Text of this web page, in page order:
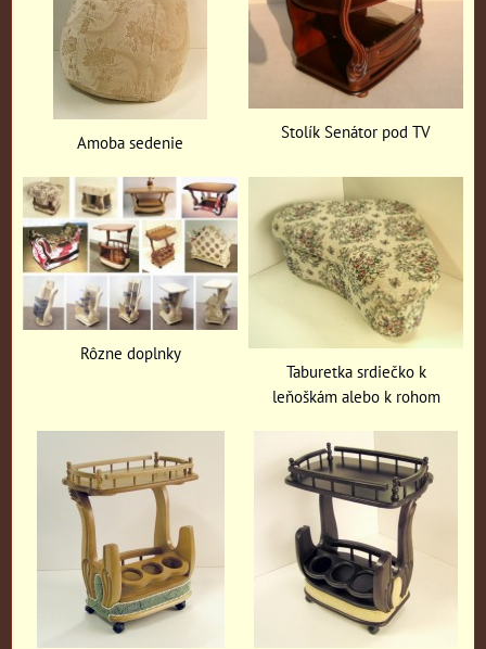
Amoba sedenie Stolík Senátor pod TV
Rôzne doplnky
Taburetka srdiečko k
leňoškám alebo k rohom